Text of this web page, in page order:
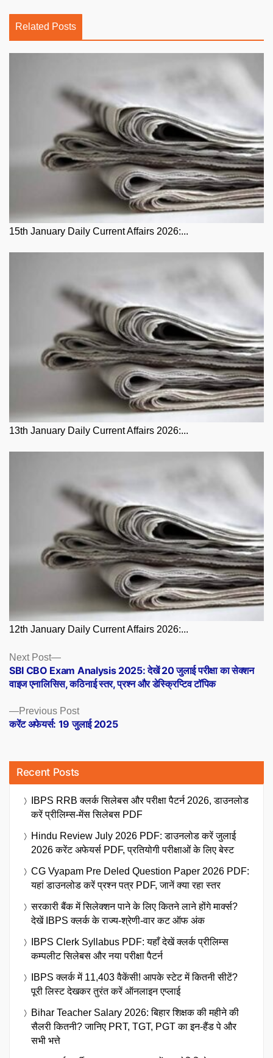
Related Posts
15th January Daily Current Affairs 2026:...
13th January Daily Current Affairs 2026:...
12th January Daily Current Affairs 2026:...
Posts
navigation
Previous PostPrevious
post:
करेंट अफेयर्स: 19 जुलाई 2025
Next Post
Next
post:
SBI CBO Exam Analysis 2025: देखें 20 जुलाई परीक्षा का सेक्शन
वाइज एनालिसिस, कठिनाई स्तर, प्रश्न और डेस्क्रिप्टिव टॉपिक
Recent Posts
IBPS RRB क्लर्क सिलेबस और परीक्षा पैटर्न 2026, डाउनलोड
करें प्रीलिम्स-मेंस सिलेबस PDF
Hindu Review July 2026 PDF: डाउनलोड करें जुलाई
2026 करेंट अफेयर्स PDF, प्रतियोगी परीक्षाओं के लिए बेस्ट
CG Vyapam Pre Deled Question Paper 2026 PDF:
यहां डाउनलोड करें प्रश्न पत्र PDF, जानें क्या रहा स्तर
सरकारी बैंक में सिलेक्शन पाने के लिए कितने लाने होंगे मार्क्स?
देखें IBPS क्लर्क के राज्य-श्रेणी-वार कट ऑफ अंक
IBPS Clerk Syllabus PDF: यहाँ देखें क्लर्क प्रीलिम्स
कम्पलीट सिलेबस और नया परीक्षा पैटर्न
IBPS क्लर्क में 11,403 वैकेंसी! आपके स्टेट में कितनी सीटें?
पूरी लिस्ट देखकर तुरंत करें ऑनलाइन एप्लाई
Bihar Teacher Salary 2026: बिहार शिक्षक की महीने की
सैलरी कितनी? जानिए PRT, TGT, PGT का इन-हैंड पे और
सभी भत्ते